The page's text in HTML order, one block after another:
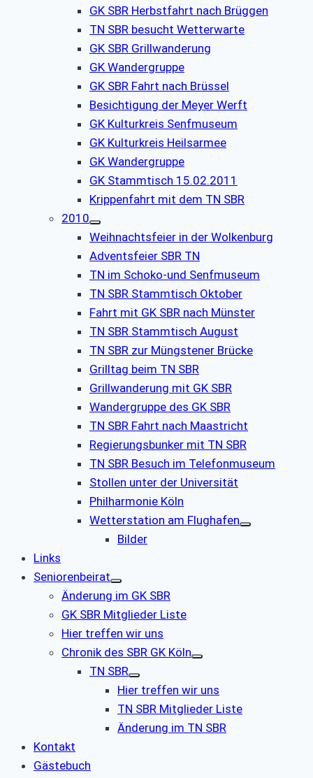
GK SBR Herbstfahrt nach Brüggen
TN SBR besucht Wetterwarte
GK SBR Grillwanderung
GK Wandergruppe
GK SBR Fahrt nach Brüssel
Besichtigung der Meyer Werft
GK Kulturkreis Senfmuseum
GK Kulturkreis Heilsarmee
GK Wandergruppe
GK Stammtisch 15.02.2011
Krippenfahrt mit dem TN SBR
2010
Weihnachtsfeier in der Wolkenburg
Adventsfeier SBR TN
TN im Schoko-und Senfmuseum
TN SBR Stammtisch Oktober
Fahrt mit GK SBR nach Münster
TN SBR Stammtisch August
TN SBR zur Müngstener Brücke
Grilltag beim TN SBR
Grillwanderung mit GK SBR
Wandergruppe des GK SBR
TN SBR Fahrt nach Maastricht
Regierungsbunker mit TN SBR
TN SBR Besuch im Telefonmuseum
Stollen unter der Universität
Philharmonie Köln
Wetterstation am Flughafen
Bilder
Links
Seniorenbeirat
Änderung im GK SBR
GK SBR Mitglieder Liste
Hier treffen wir uns
Chronik des SBR GK Köln
TN SBR
Hier treffen wir uns
TN SBR Mitglieder Liste
Änderung im TN SBR
Kontakt
Gästebuch